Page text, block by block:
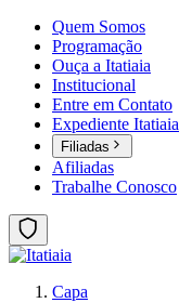
Quem Somos
Programação
Ouça a Itatiaia
Institucional
Entre em Contato
Expediente Itatiaia
Filiadas
Afiliadas
Trabalhe Conosco
Capa